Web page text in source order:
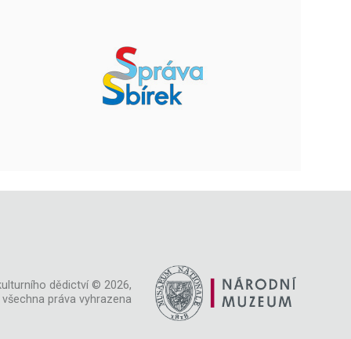
dědictví © 2026,
všechna práva vyhrazena